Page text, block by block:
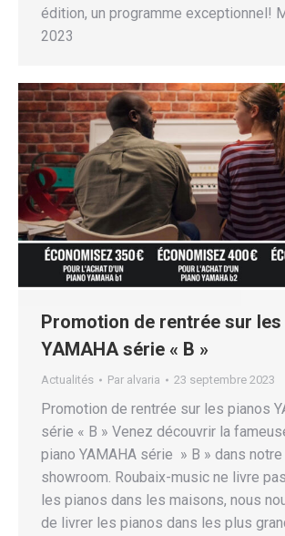
édition, un programme exceptionnel!
2023
Promotion de rentrée sur les
YAMAHA série « B »
Actualités Par alvaria 23 septembre 2023
Promotion de rentrée sur les pianos
série « B » Venez découvrir la
piano YAMAHA série » B » dans notre
showroom. Roubaix-music ne livre
les pianos dans les maisons, nous
de livrer les pianos dans les plus